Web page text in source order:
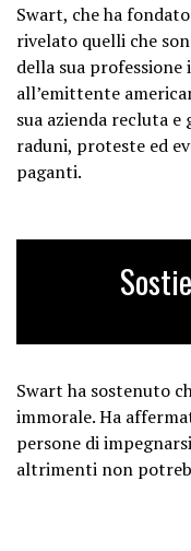
Swart, che ha
rivelato quelli che
della sua
all’emittente
sua azienda recluta
raduni, proteste ed
paganti.
Swart ha sostenuto
immorale. Ha
persone di
altrimenti non